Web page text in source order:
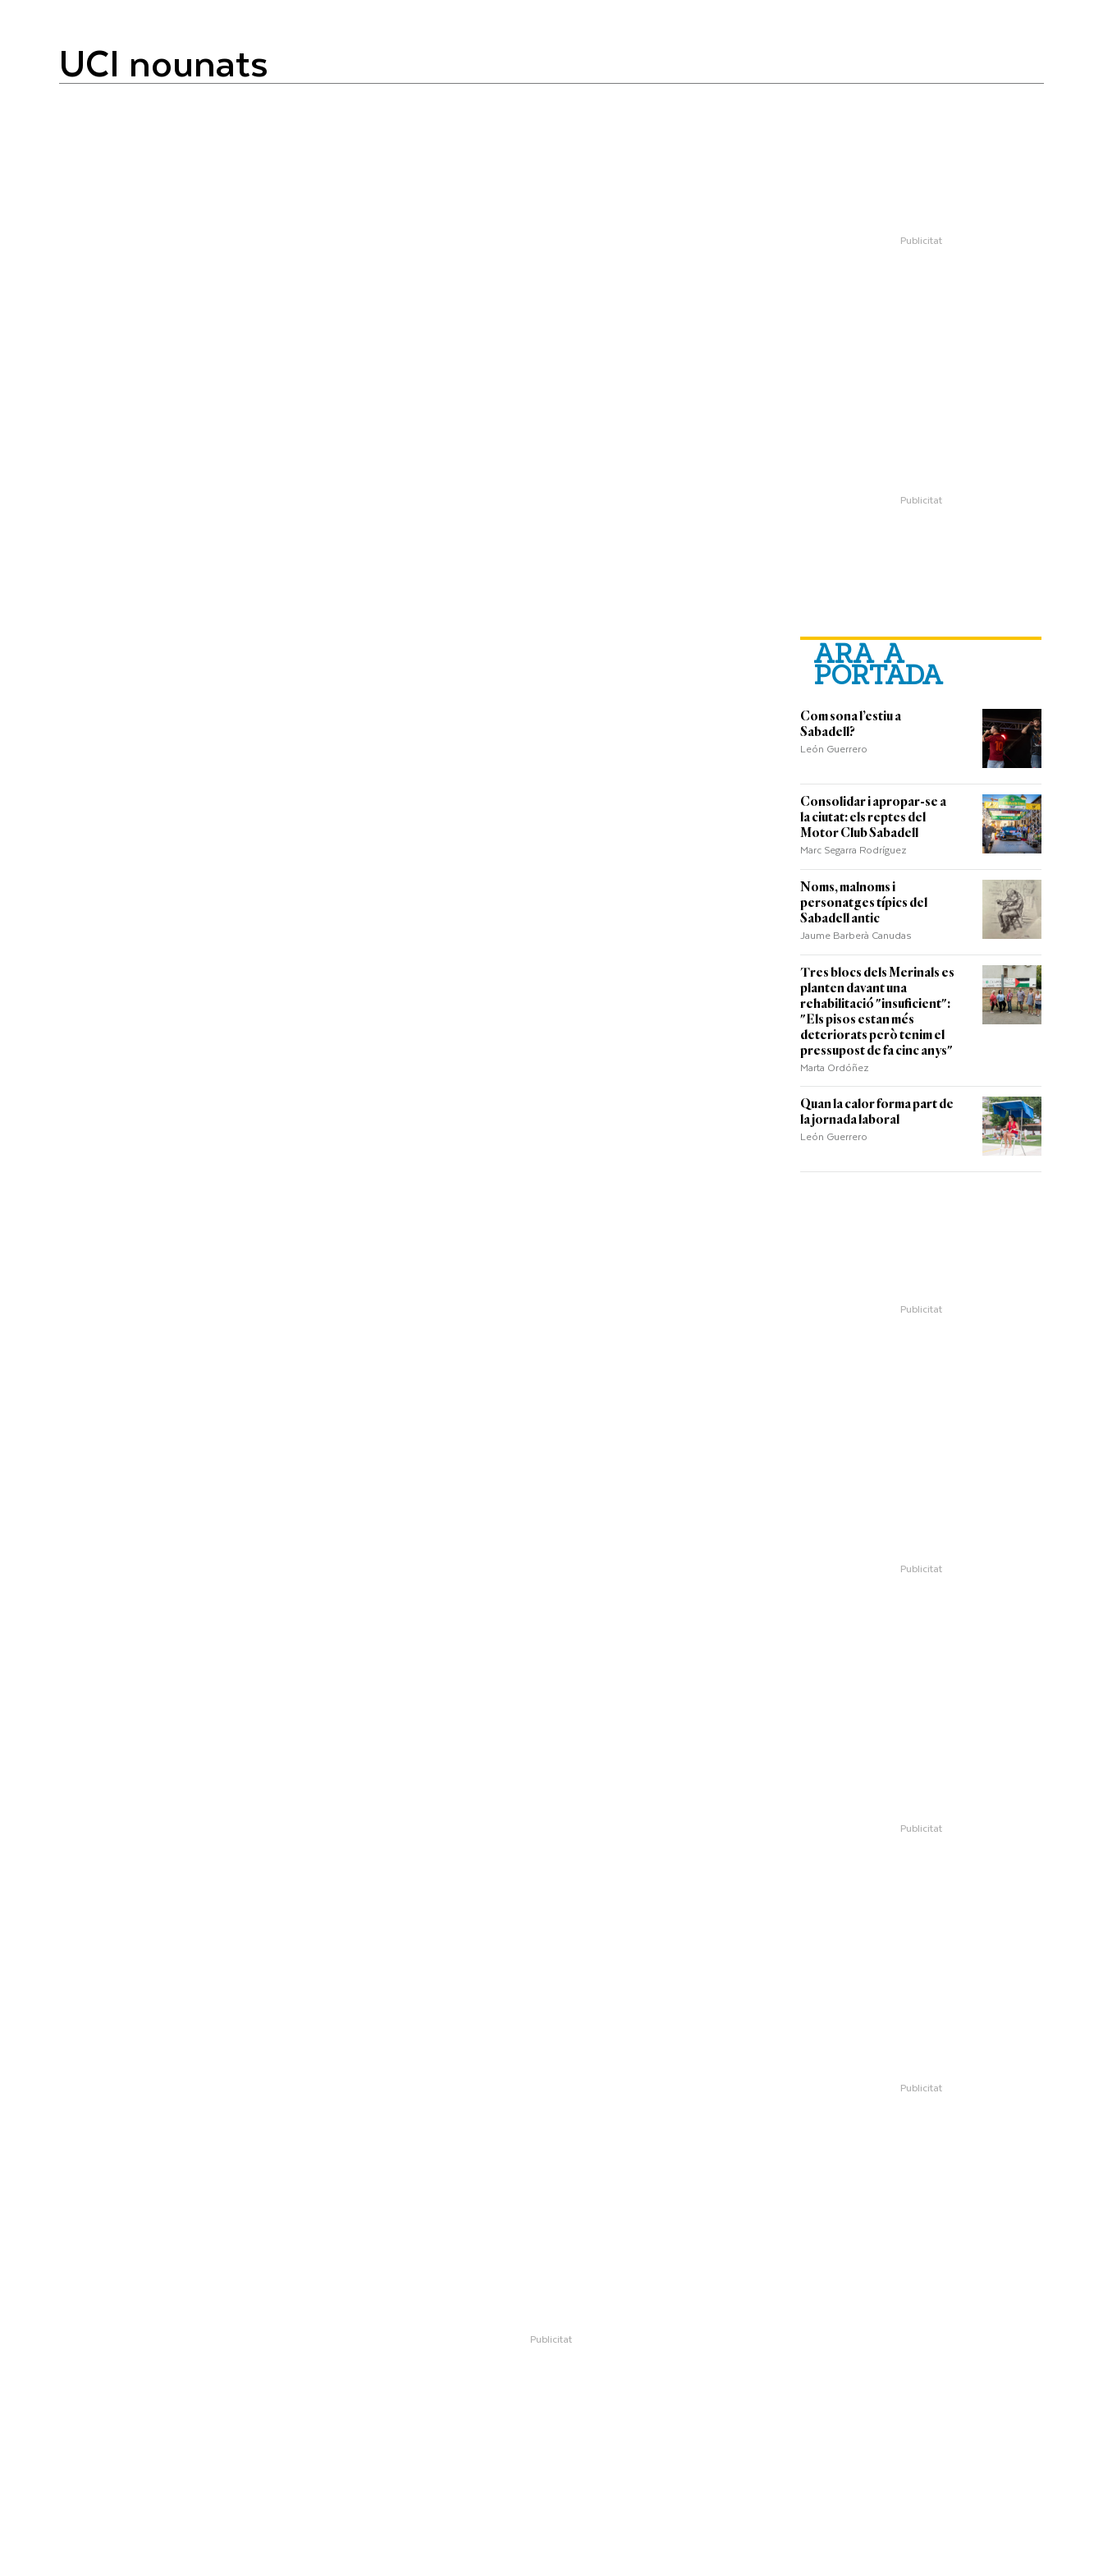
UCI nounats
ARA A
PORTADA
Com sona l’estiu a
Sabadell?
León Guerrero
Consolidar i apropar-se a
la ciutat: els reptes del
Motor Club Sabadell
Marc Segarra Rodríguez
Noms, malnoms i
personatges típics del
Sabadell antic
Jaume Barberà Canudas
Tres blocs dels Merinals es
planten davant una
rehabilitació "insuficient":
"Els pisos estan més
deteriorats però tenim el
pressupost de fa cinc anys"
Marta Ordóñez
Quan la calor forma part de
la jornada laboral
León Guerrero